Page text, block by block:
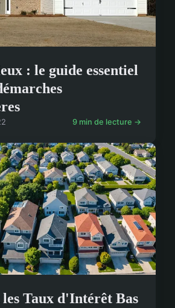
: le guide essentiel
9 min de lecture →
Taux d'Intérêt Bas